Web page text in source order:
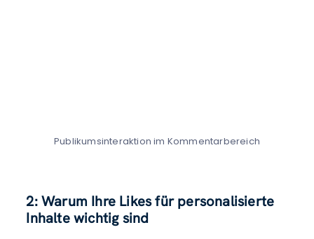
Publikumsinteraktion im Kommentarbereich
2: Warum Ihre Likes für personalisierte
Inhalte wichtig sind